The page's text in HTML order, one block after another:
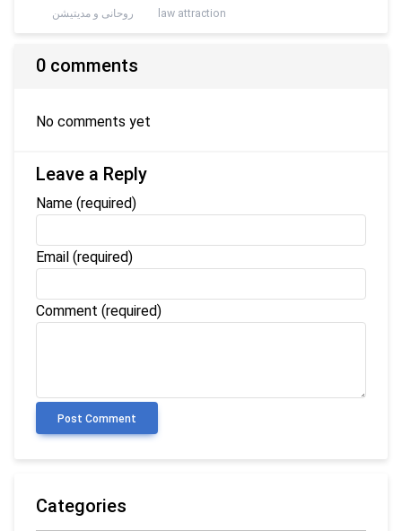
روحانی و مدیتیشن law attraction
0 comments
No comments yet
Leave a Reply
Name (required)
Email (required)
Comment (required)
Post Comment
Categories